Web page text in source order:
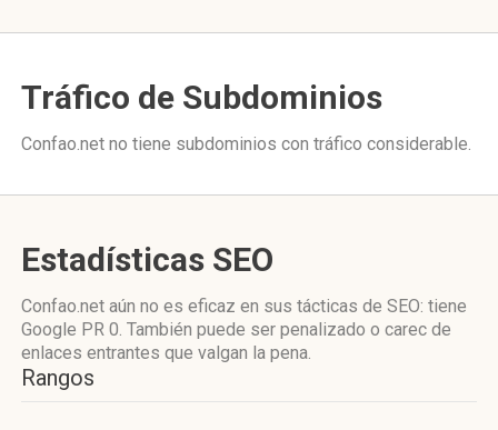
Tráfico de Subdominios
Confao.net no tiene subdominios con tráfico considerable.
Estadísticas SEO
Confao.net aún no es eficaz en sus tácticas de SEO: tiene
Google PR 0. También puede ser penalizado o carec de
enlaces entrantes que valgan la pena.
Rangos